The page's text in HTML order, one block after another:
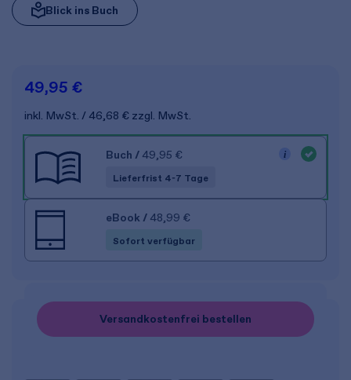
Blick ins Buch
49,95 €
inkl. MwSt. 46,68 € zzgl. MwSt.
Buch / 49,95 €
Lieferfrist 4-7 Tage
eBook / 48,99 €
Sofort verfügbar
Versandkostenfrei bestellen